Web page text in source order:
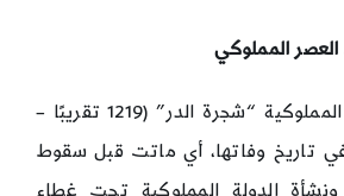
المملوكي
منذ عصر السلطانة المملوكية “شجرة الدر” (1219 تقريبًا –
في تاريخ وفاتها، أي ماتت قبل سقوط
عام 1258)، ونشأة الدولة المملوكية تحت غطاء